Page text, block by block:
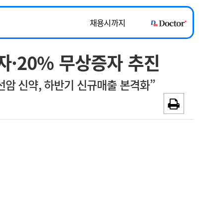
정책/통계 공시
광고안내
채용시까지
~2026-08-15
~2026-08-31
채용시까지
·20% 무상증자 추진
신약, 하반기 신규매출 본격화”